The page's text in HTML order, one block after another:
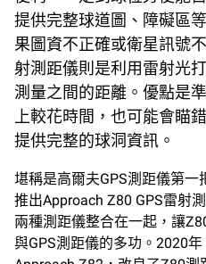
提供完整球道圖、障礙區
果圖資不正確或衛星訊號
射測距儀則是利用雷射光
測量之間的距離。優點是
上較花時間，也可能會瞄
提供完整的球洞資訊。
堪稱是高爾夫GPS測距儀第一
推出Approach Z80 GPS雷射
兩種測距儀整合在一起，讓
與GPS測距儀的多功。2020